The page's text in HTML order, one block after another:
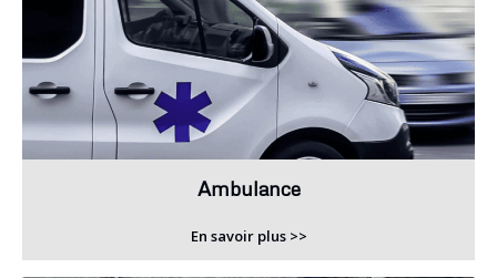
Ambulance
En savoir plus >>